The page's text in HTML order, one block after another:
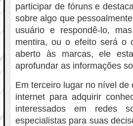
participar de fóruns e
sobre algo que
usuário e respondê-lo,
mentira, ou o efeito será o
aberto às marcas, ele
aprofundar as informações
Em terceiro lugar no nível
internet para adquirir
interessados em redes
especialistas para suas